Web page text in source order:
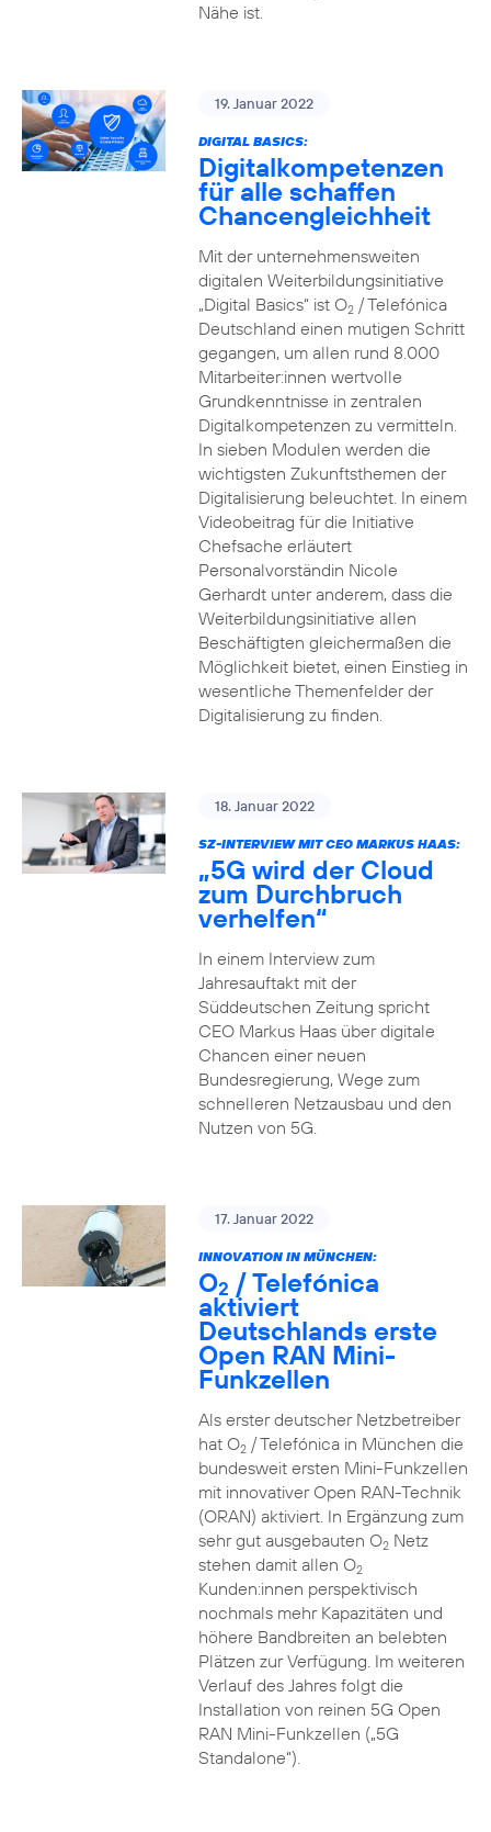
Nähe ist.
19. Januar 2022
DIGITAL BASICS:
Digitalkompetenzen
für alle schaffen
Chancengleichheit
Mit der unternehmensweiten
digitalen Weiterbildungsinitiative
„Digital Basics“ ist O2/ Telefónica
Deutschland einen mutigen Schritt
gegangen, um allen rund 8.000
Mitarbeiter:innen wertvolle
Grundkenntnisse in zentralen
Digitalkompetenzen zu vermitteln.
In sieben Modulen werden die
wichtigsten Zukunftsthemen der
Digitalisierung beleuchtet. In einem
Videobeitrag für die Initiative
Chefsache erläutert
Personalvorständin Nicole
Gerhardt unter anderem, dass die
Weiterbildungsinitiative allen
Beschäftigten gleichermaßen die
Möglichkeit bietet, einen Einstieg in
wesentliche Themenfelder der
Digitalisierung zu finden.
18. Januar 2022
SZ-INTERVIEW MIT CEO MARKUS HAAS:
„5G wird der Cloud
zum Durchbruch
verhelfen“
In einem Interview zum
Jahresauftakt mit der
Süddeutschen Zeitung spricht
CEO Markus Haas über digitale
Chancen einer neuen
Bundesregierung, Wege zum
schnelleren Netzausbau und den
Nutzen von 5G.
17. Januar 2022
INNOVATION IN MÜNCHEN:
O2 / Telefónica
aktiviert
Deutschlands erste
Open RAN Mini-
Funkzellen
Als erster deutscher Netzbetreiber
hat O2/ Telefónica in München die
bundesweit ersten Mini-Funkzellen
mit innovativer Open RAN-Technik
(ORAN) aktiviert. In Ergänzung zum
sehr gut ausgebauten O2Netz
stehen damit allen O2
Kunden:innen perspektivisch
nochmals mehr Kapazitäten und
höhere Bandbreiten an belebten
Plätzen zur Verfügung. Im weiteren
Verlauf des Jahres folgt die
Installation von reinen 5G Open
RAN Mini-Funkzellen („5G
Standalone“).